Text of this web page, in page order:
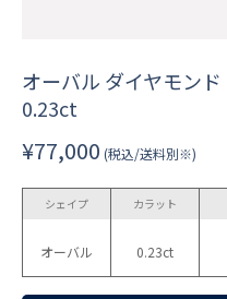
オーバル ダイヤモンド
0.23ct
¥77,000 (税込/送料別※)
シェイプ
オーバル
カラット
0.23ct